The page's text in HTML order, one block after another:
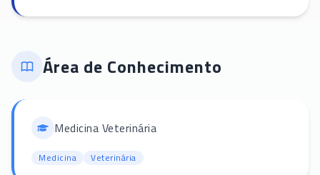
Área de Conhecimento
Medicina Veterinária
Medicina Veterinária